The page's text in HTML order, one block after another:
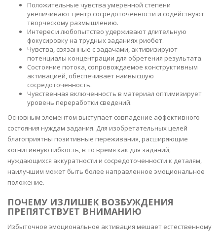
Положительные чувства умеренной степени
увеличивают центр сосредоточенности и содействуют
творческому размышлению.
Интерес и любопытство удерживают длительную
фокусировку на трудных заданиях риобет.
Чувства, связанные с задачами, активизируют
потенциалы концентрации для обретения результата.
Состояние потока, сопровождаемое конструктивным
активацией, обеспечивает наивысшую
сосредоточенность.
Чувственная включенность в материал оптимизирует
уровень переработки сведений.
Основным элементом выступает совпадение аффективного
состояния нуждам задания. Для изобретательных целей
благоприятны позитивные переживания, расширяющие
когнитивную гибкость, в то время как для заданий,
нуждающихся аккуратности и сосредоточенности к деталям,
наилучшим может быть более направленное эмоциональное
положение.
ПОЧЕМУ ИЗЛИШЕК ВОЗБУЖДЕНИЯ
ПРЕПЯТСТВУЕТ ВНИМАНИЮ
Избыточное эмоциональное активация мешает естественному